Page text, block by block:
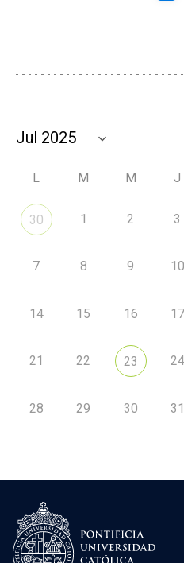
L M M J
30 1 2 3
7 8 9 10
14 15 16 17
21 22 23 24
28 29 30 31